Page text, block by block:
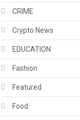
CRIME
Crypto News
EDUCATION
Fashion
Featured
Food